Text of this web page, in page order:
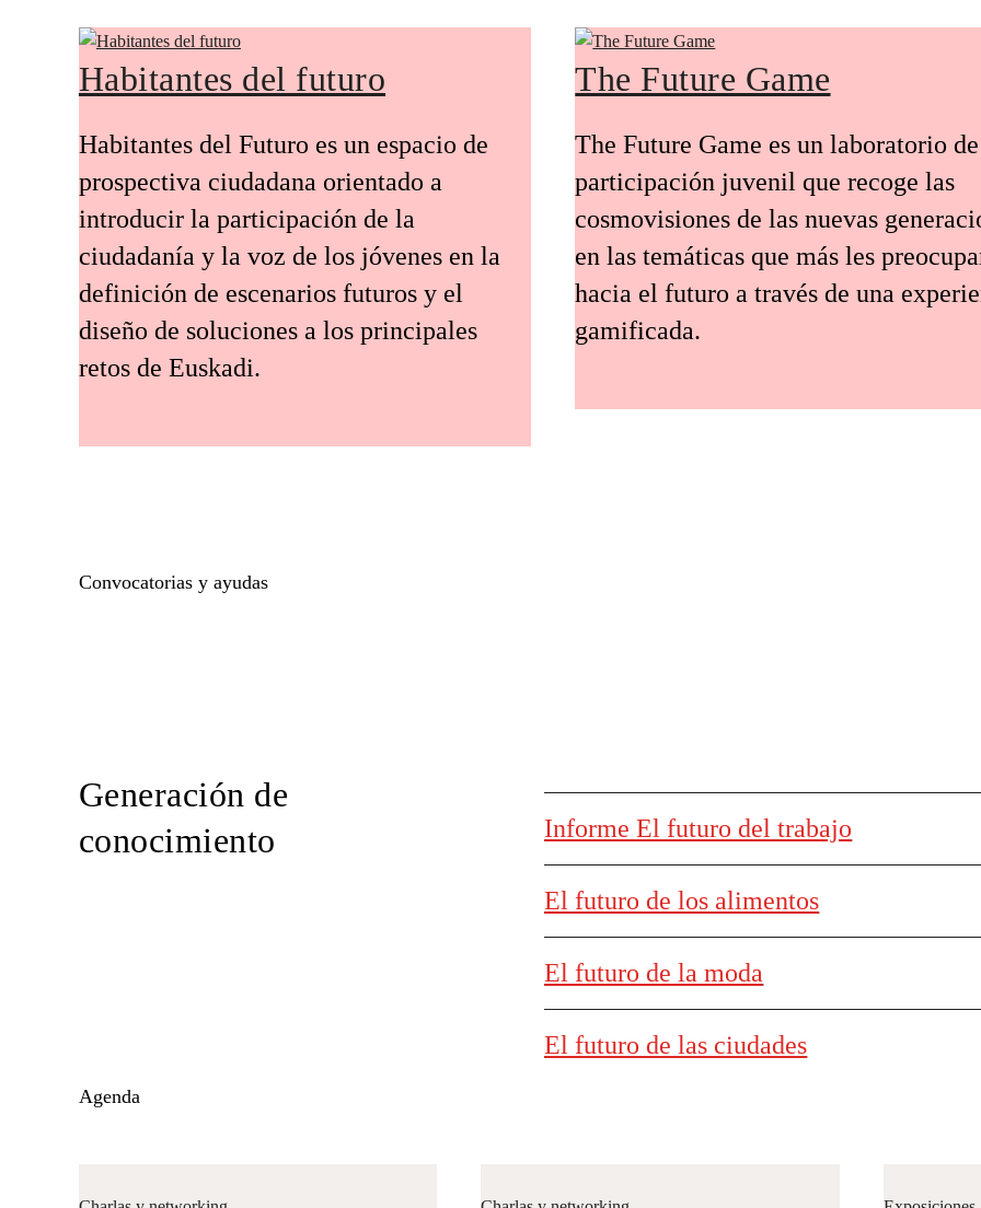
Habitantes del futuro
Habitantes del Futuro es un espacio de
prospectiva ciudadana orientado a
introducir la participación de la
ciudadanía y la voz de los jóvenes en la
definición de escenarios futuros y el
diseño de soluciones a los principales
retos de Euskadi.
The Future Game
The Future Game es un laboratorio de
participación juvenil que recoge las
cosmovisiones de las nuevas
en las temáticas que más les
hacia el futuro a través de una
gamificada.
Convocatorias y ayudas
Generación de
conocimiento
Informe El futuro del trabajo
El futuro de los alimentos
El futuro de la moda
El futuro de las ciudades
Agenda